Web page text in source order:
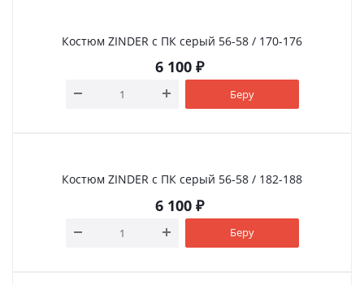
Костюм ZINDER с ПК серый 56-58 / 170-176
6 100₽
Беру
Костюм ZINDER с ПК серый 56-58 / 182-188
6 100₽
Беру